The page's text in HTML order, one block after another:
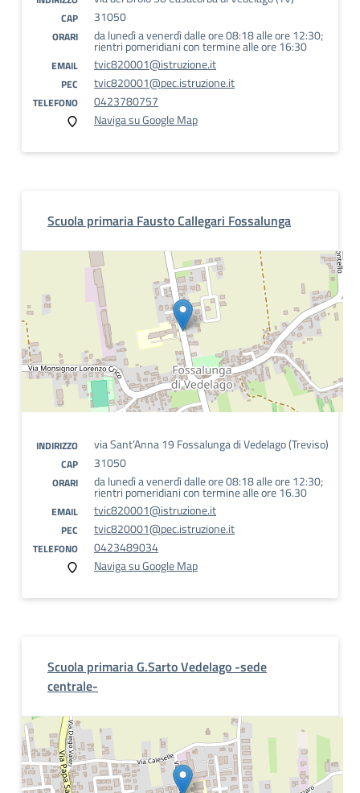
CAP 31050
ORARI da lunedì a venerdì dalle ore 08:18 alle ore 12:30;
rientri pomeridiani con termine alle ore 16:30
EMAIL tvic820001@istruzione.it
PEC tvic820001@pec.istruzione.it
TELEFONO
0423780757
Naviga su Google Map
Scuola primaria Fausto Callegari Fossalunga
INDIRIZZO via Sant’Anna 19 Fossalunga di Vedelago (Treviso)
CAP 31050
ORARI da lunedì a venerdì dalle ore 08:18 alle ore 12:30;
rientri pomeridiani con termine alle ore 16.30
EMAIL tvic820001@istruzione.it
PEC tvic820001@pec.istruzione.it
TELEFONO
0423489034
Naviga su Google Map
Scuola primaria G.Sarto Vedelago -sede
centrale-